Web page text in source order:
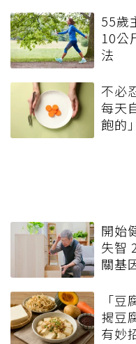
55歲
10公
法
不必
每天
飽的」
開始
失智
關基
「
揭豆
有妙